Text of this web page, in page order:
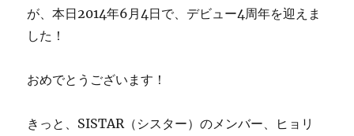
が、本日2014年6月4日で、デビュー4周年を迎えま
した！
おめでとうございます！
きっと、SISTAR（シスター）のメンバー、ヒョリ